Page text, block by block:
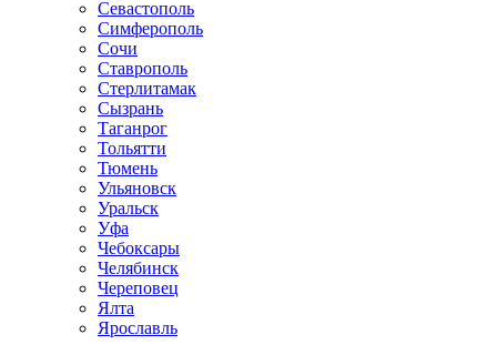
Севастополь
Симферополь
Сочи
Ставрополь
Стерлитамак
Сызрань
Таганрог
Тольятти
Тюмень
Ульяновск
Уральск
Уфа
Чебоксары
Челябинск
Череповец
Ялта
Ярославль